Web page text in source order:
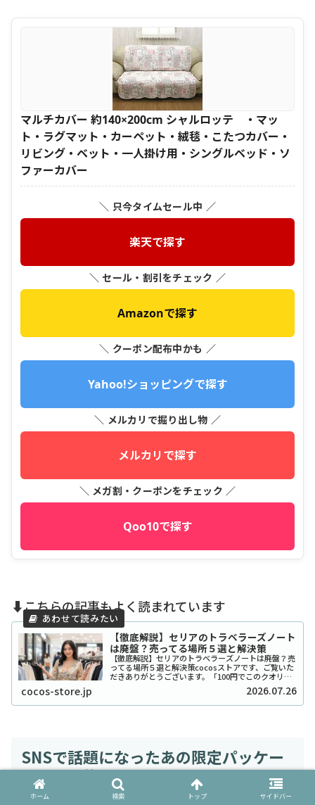
マルチカバー 約140×200cm シャルロッテ ・マッ
ト・ラグマット・カーペット・絨毯・こたつカバー・
リビング・ベット・一人掛け用・シングルベッド・ソ
ファーカバー
＼ 只今タイムセール中 ／
楽天で探す
＼ セール・割引をチェック ／
Amazonで探す
＼ クーポン配布中かも ／
Yahoo!ショッピングで探す
＼ メルカリで掘り出し物 ／
メルカリで探す
＼ メガ割・クーポンをチェック ／
Qoo10で探す
⬇️こちらの記事もよく読まれています
【徹底解説】セリアのトラベラーズノート
は廃盤？売ってる場所５選と解決策
【徹底解説】セリアのトラベラーズノートは廃盤？売
ってる場所５選と解決策cocosストアです、ご覧いた
だきありがとうございます。「100円でこのクオリテ
ィ！？」とSNSで爆発的な人気を博したセリアのトラ
ベラーズノート風リフィルやカバーですが、...
cocos-store.jp 2026.07.26
SNSで話題になったあの限定パッケー
ジのその後
ホーム 検索 トップ サイドバー